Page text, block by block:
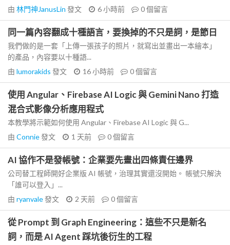
由 林門神JanusLin 發文 6 小時前 0個留言
同一篇內容翻成十種語言，要換掉的不只是詞，是節日
我們做的是一套「上傳一張孩子的照片，就寫出並畫出一本繪本」
的產品，內容要以十種語...
由 lumorakids 發文 16 小時前 0個留言
使用 Angular、Firebase AI Logic 與 Gemini Nano 打造
混合式影像分析應用程式
本教學將示範如何使用 Angular、Firebase AI Logic 與 G...
由 Connie發文 1 天前 0個留言
AI 協作不是發帳號：企業要先畫出四條責任邊界
公司替工程師開好企業版 AI 帳號，治理其實還沒開始。 帳號只解決
「誰可以登入」...
由 ryanvale發文 2 天前 0個留言
從 Prompt 到 Graph Engineering：這些不只是新名
詞，而是 AI Agent 踩坑後衍生的工程